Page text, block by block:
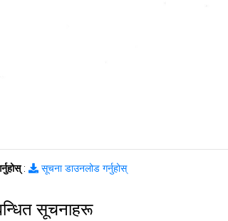
: सूचना डाउनलोड गर्नुहोस्
सूचनाहरू